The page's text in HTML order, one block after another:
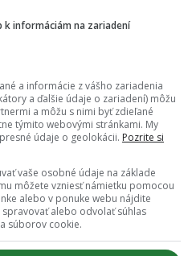
k informáciám na zariadení
a informácie z vášho zariadenia
a ďalšie údaje o zariadení) môžu
a môžu s nimi byť zdieľané
týmito webovými stránkami. My
údaje o geolokácii. Pozrite si
vaše osobné údaje na základe
môžete vzniesť námietku pomocou
alebo v ponuke webu nájdite
alebo odvolať súhlas
súborov cookie.